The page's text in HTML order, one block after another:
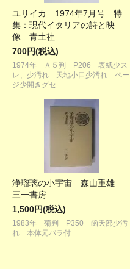
ユリイカ 1974年7月号 特
集：現代イタリアの詩と映
像 青土社
700円(税込)
1974年 Ａ５判 P206 表紙少ス
レ、少汚れ 天地小口少汚れ ペー
ジ少開きグセ
浄瑠璃の小宇宙 森山重雄
三一書房
1,500円(税込)
1983年 菊判 P350 函天部少汚
れ 本体元パラ付